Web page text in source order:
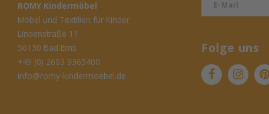
ROMY Kindermöbel
Möbel und Textilien für Kinder
Lindenstraße 11
56130 Bad Ems
+49 (0) 2603 9365400
info@romy-kindermoebel.de
Folge uns